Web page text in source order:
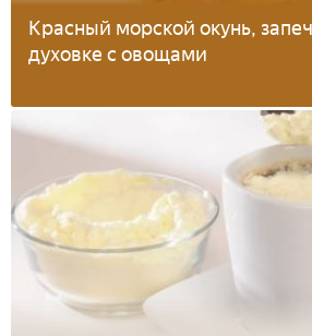
Красный морской окунь,
духовке с овощами